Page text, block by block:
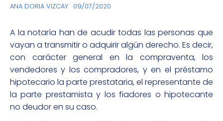
ANA DORIA VIZCAY 09/07/2020
A la notaría han de acudir todas las personas que
vayan a transmitir o adquirir algún derecho. Es decir,
con carácter general en la compraventa, los
vendedores y los compradores, y en el préstamo
hipotecario la parte prestataria, el representante de
la parte prestamista y los fiadores o hipotecante
no deudor en su caso.